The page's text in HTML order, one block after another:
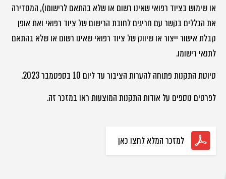
או שימוש בציוד רפואי שאינו רשום או שלא בהתאם לרישומו), המסדירה
את הכללים בקשר עם חריגים לחובת הרישום של ציוד רפואי ואת אופן
קבלת אישור ייצור או שיווק של ציוד רפואי שאינו רשום או שלא בהתאם
לתנאי רישומו.
טיוטת התקנות פתוחה להערות הציבור עד ליום 10 בספטמבר 2023.
לפרטים נוספים על אודות התקנות המוצעות ראו במזכר זה.
למזכר המלא לחצו כאן